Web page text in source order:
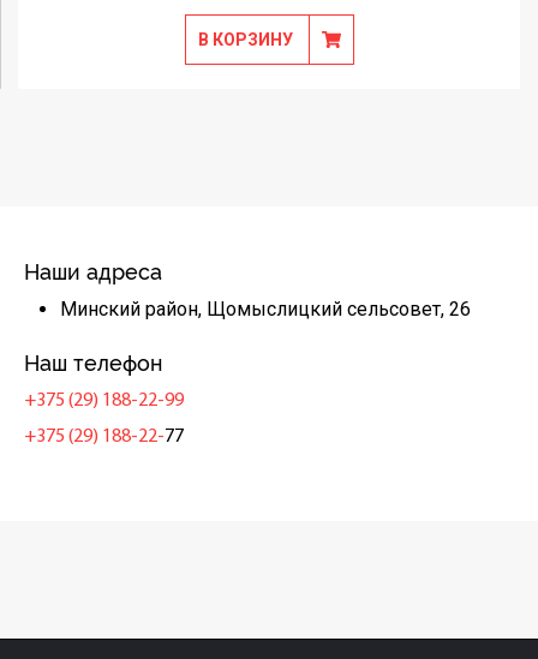
В КОРЗИНУ
Наши адреса
Минский район, Щомыслицкий сельсовет, 26
Наш телефон
+375 (29) 188-22-99
+375 (29) 188-22-77